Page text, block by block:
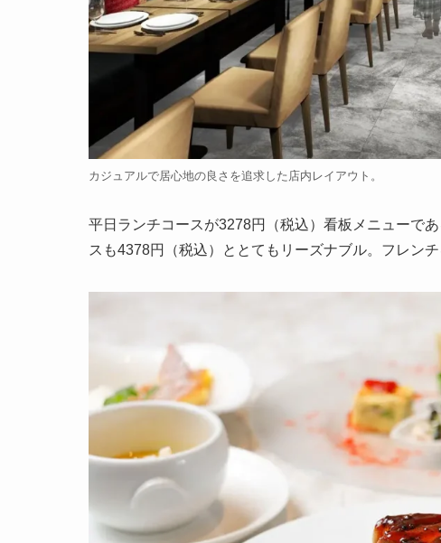
カジュアルで居心地の良さを追求した店内レイアウト。
平日ランチコースが3278円（税込）看板メニューで
スも4378円（税込）ととてもリーズナブル。フレン